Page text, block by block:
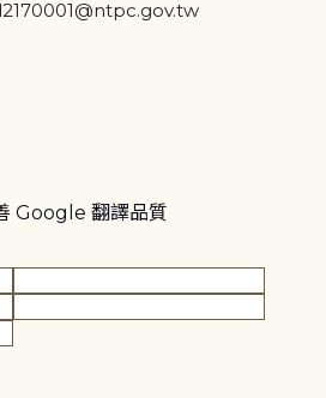
Google 翻譯品質